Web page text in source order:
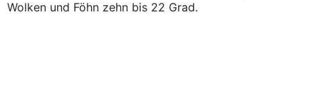
Wolken und Föhn zehn bis 22 Grad.